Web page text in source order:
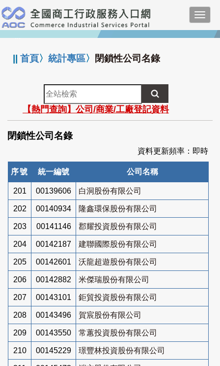
跳
到
主
要
:::
||首頁〉統計專區〉 閉鎖性公司名錄
全
站
檢
索
【熱門查詢】公司/商業/工廠登記資料
閉鎖性公司名錄
資料更新頻率：即時
序號 統一編號 公司名稱
201 00139606 白洞股份有限公司
202 00140934 隆鑫環保股份有限公司
203 00141146 郡耀投資股份有限公司
204 00142187 建聯國際股份有限公司
205 00142601 沃龍超遊股份有限公司
206 00142882 米傑瑞股份有限公司
207 00143101 鉅貿投資股份有限公司
208 00143496 賀宸股份有限公司
209 00143550 常蕙投資股份有限公司
210 00145229 璟豐林投資股份有限公司